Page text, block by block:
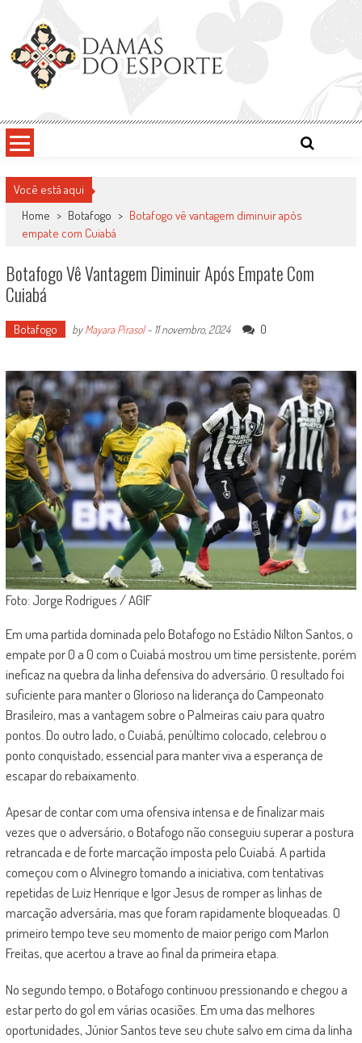
content
Damas do Esporte
Você está aqui
Home > Botafogo > Botafogo vê vantagem diminuir após
empate com Cuiabá
Botafogo Vê Vantagem Diminuir Após Empate Com
Cuiabá
Botafogo byMayara Pirasol- 11 novembro, 2024 0
Foto: Jorge Rodrigues / AGIF
Em uma partida dominada pelo Botafogo no Estádio Nilton Santos, o
empate por 0 a 0 com o Cuiabá mostrou um time persistente, porém
ineficaz na quebra da linha defensiva do adversário. O resultado foi
suficiente para manter o Glorioso na liderança do Campeonato
Brasileiro, mas a vantagem sobre o Palmeiras caiu para quatro
pontos. Do outro lado, o Cuiabá, penúltimo colocado, celebrou o
ponto conquistado, essencial para manter viva a esperança de
escapar do rebaixamento.
Apesar de contar com uma ofensiva intensa e de finalizar mais
vezes que o adversário, o Botafogo não conseguiu superar a postura
retrancada e de forte marcação imposta pelo Cuiabá. A partida
começou com o Alvinegro tomando a iniciativa, com tentativas
repetidas de Luiz Henrique e Igor Jesus de romper as linhas de
marcação adversária, mas que foram rapidamente bloqueadas. O
primeiro tempo teve seu momento de maior perigo com Marlon
Freitas, que acertou a trave ao final da primeira etapa.
No segundo tempo, o Botafogo continuou pressionando e chegou a
estar perto do gol em várias ocasiões. Em uma das melhores
oportunidades, Júnior Santos teve seu chute salvo em cima da linha